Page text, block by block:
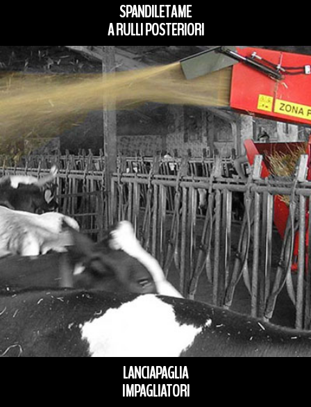
SPANDILETAME
A RULLI POSTERIORI
LANCIAPAGLIA
IMPAGLIATORI